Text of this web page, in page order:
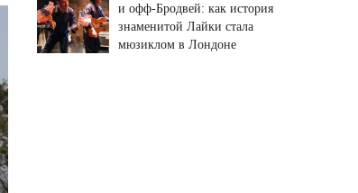
и офф-Бродвей: как история
знаменитой Лайки стала
мюзиклом в Лондоне